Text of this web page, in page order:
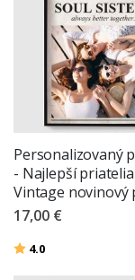
Personalizovaný
- Najlepší priatelia
Vintage novinový
17,00 €
Hodnotenie:
4.0